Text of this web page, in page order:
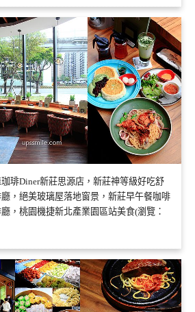
珈琲Diner新莊思源店，新莊神等級好吃舒
，絕美玻璃屋落地窗景，新莊早午餐咖啡
，桃園機捷新北產業園區站美食(瀏覽：